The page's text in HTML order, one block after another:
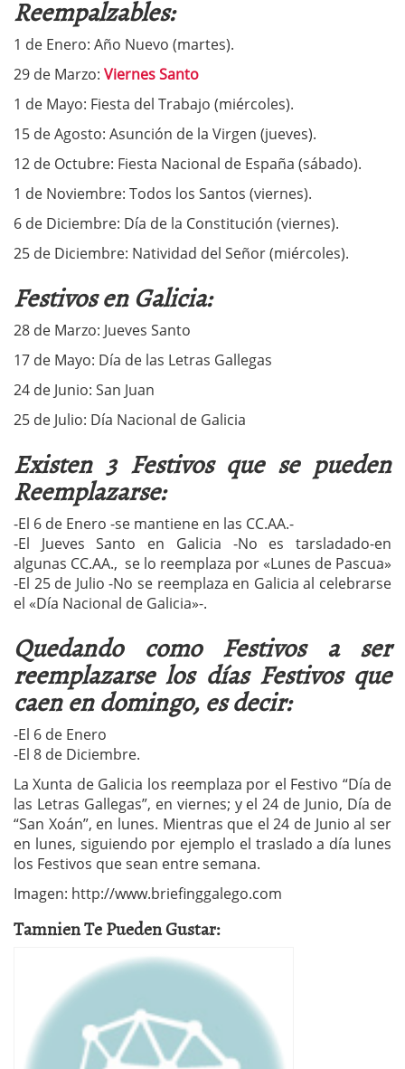
Reempalzables:
1 de Enero: Año Nuevo (martes).
29 de Marzo: Viernes Santo
1 de Mayo: Fiesta del Trabajo (miércoles).
15 de Agosto: Asunción de la Virgen (jueves).
12 de Octubre: Fiesta Nacional de España (sábado).
1 de Noviembre: Todos los Santos (viernes).
6 de Diciembre: Día de la Constitución (viernes).
25 de Diciembre: Natividad del Señor (miércoles).
Festivos en Galicia:
28 de Marzo: Jueves Santo
17 de Mayo: Día de las Letras Gallegas
24 de Junio: San Juan
25 de Julio: Día Nacional de Galicia
Existen 3 Festivos que se pueden
Reemplazarse:
-El 6 de Enero -se mantiene en las CC.AA.-
-El Jueves Santo en Galicia -No es tarsladado-en
algunas CC.AA., se lo reemplaza por «Lunes de Pascua»
-El 25 de Julio -No se reemplaza en Galicia al celebrarse
el «Día Nacional de Galicia»-.
Quedando como Festivos a ser
reemplazarse los días Festivos que
caen en domingo, es decir:
-El 6 de Enero
-El 8 de Diciembre.
La Xunta de Galicia los reemplaza por el Festivo “Día de
las Letras Gallegas”, en viernes; y el 24 de Junio, Día de
“San Xoán”, en lunes. Mientras que el 24 de Junio al ser
en lunes, siguiendo por ejemplo el traslado a día lunes
los Festivos que sean entre semana.
Imagen: http://www.briefinggalego.com
Tamnien Te Pueden Gustar: